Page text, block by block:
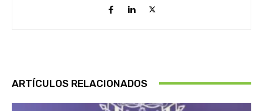
ARTÍCULOS RELACIONADOS